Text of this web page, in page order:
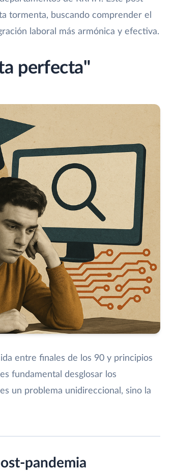
tormenta, buscando comprender el
laboral más armónica y efectiva.
perfecta"
entre finales de los 90 y principios
fundamental desglosar los
un problema unidireccional, sino la
pandemia